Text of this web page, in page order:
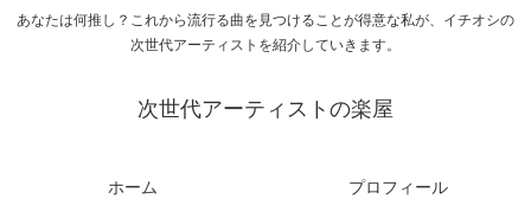
あなたは何推し？これから流行る曲を見つけることが得意な私が、イチオシの
次世代アーティストを紹介していきます。
次世代アーティストの楽屋
ホーム プロフィール